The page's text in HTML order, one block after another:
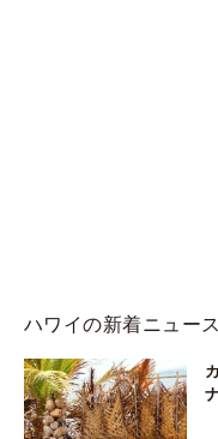
ハワイの新着ニュース